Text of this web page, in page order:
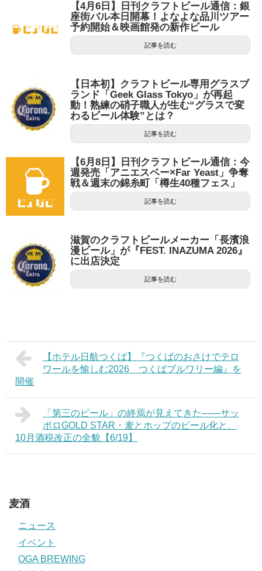
【4月6日】日刊クラフトビール通信：銀
座街バル本日開幕！よなよな品川ツアー
予約開始＆映画館発の新作ビール
記事を読む
【日本初】クラフトビール専用グラスブ
ランド「Geek Glass Tokyo」が再起
動！熟練の硝子職人が生む“グラスで変
わるビール体験”とは？
記事を読む
【6月8日】日刊クラフトビール通信：今
週発売「アニエスベー×Far Yeast」争奪
戦＆週末の錦糸町「樽生40種フェス」
記事を読む
滋賀のクラフトビールメーカー「長濱浪
漫ビール」が『FEST. INAZUMA 2026』
に出店決定
記事を読む
【ホテル日航つくば】『つくばのおさけでテロ
ワールを愉しむ2026 つくばブルワリー編』を
開催
「第三のビール」の終焉が見えてきた——サッ
ポロGOLD STAR・麦とホップのビール化と、
10月酒税改正の全貌【6/19】
麦酒
ニュース
イベント
OGA BREWING